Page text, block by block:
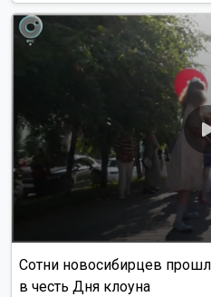
Сотни новосибирцев
в честь Дня клоуна